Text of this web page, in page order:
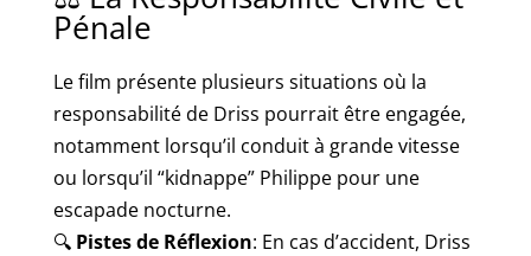
Pénale
Le film présente plusieurs situations où la
responsabilité de Driss pourrait être engagée,
notamment lorsqu’il conduit à grande vitesse
ou lorsqu’il “kidnappe” Philippe pour une
escapade nocturne.
🔍 Pistes de Réflexion: En cas d’accident, Driss